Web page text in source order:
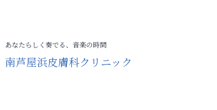
あなたらしく奏でる、音楽の時間
南芦屋浜皮膚科クリニック